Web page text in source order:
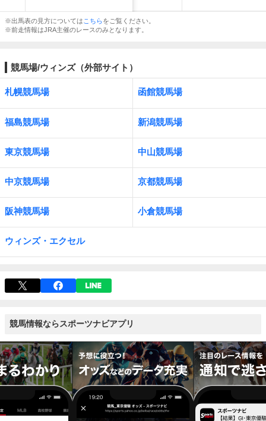
※出馬表の見方については こちらをご覧ください。
※前走情報はJRA主催のレースのみとなります。
競馬場/ウィンズ（外部サイト）
札幌競馬場 函館競馬場
福島競馬場 新潟競馬場
東京競馬場 中山競馬場
中京競馬場 京都競馬場
阪神競馬場 小倉競馬場
ウィンズ・エクセル
競馬情報ならスポーツナビアプリ